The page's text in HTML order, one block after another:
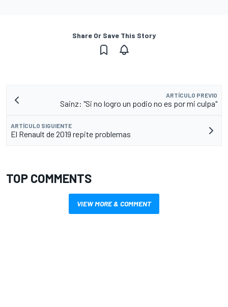
Share Or Save This Story
ARTÍCULO PREVIO
Sainz: "Si no logro un podio no es por mi culpa"
ARTÍCULO SIGUIENTE
El Renault de 2019 repite problemas
TOP COMMENTS
VIEW MORE & COMMENT